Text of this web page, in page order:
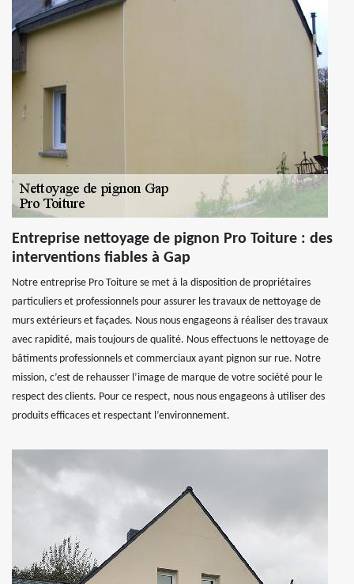
Entreprise nettoyage de pignon Pro Toiture : des
interventions fiables à Gap
Notre entreprise Pro Toiture se met à la disposition de propriétaires
particuliers et professionnels pour assurer les travaux de nettoyage de
murs extérieurs et façades. Nous nous engageons à réaliser des travaux
avec rapidité, mais toujours de qualité. Nous effectuons le nettoyage de
bâtiments professionnels et commerciaux ayant pignon sur rue. Notre
mission, c’est de rehausser l’image de marque de votre société pour le
respect des clients. Pour ce respect, nous nous engageons à utiliser des
produits efficaces et respectant l’environnement.